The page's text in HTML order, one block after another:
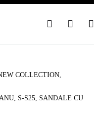
COLLECTION,
, S-S25, SANDALE CU